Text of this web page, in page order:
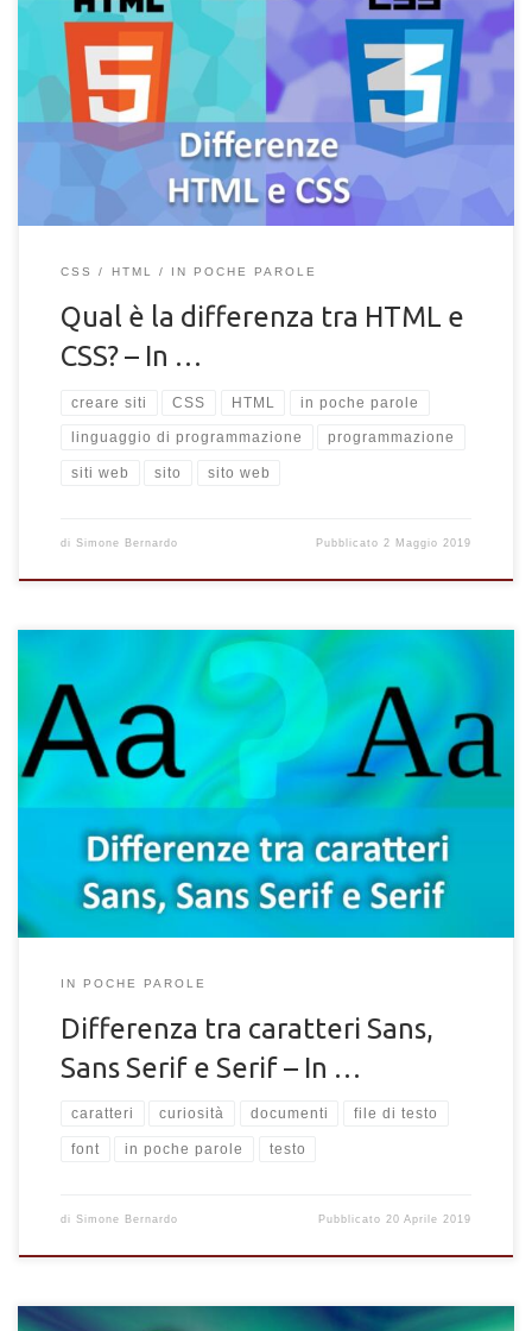
Ti stai avvicinando alla programmazione di siti web ma non
riesci a capire la differenza tra HTML e CSS? Abbiamo
affrontato il discorso HTML e CSS attraverso il nostro corso
gratuito, dove abbiamo spiegato come creare pagine web dalla
loro struttura a di base fino al loro stile e comportamento. Cosa
sono? Il linguaggio HTML ed il CSS sono uniti […]
CSS HTML IN POCHE PAROLE
Qual è la differenza tra HTML e
CSS? – In …
creare siti CSS HTML in poche parole
linguaggio di programmazione programmazione
siti web sito sito web
di Simone Bernardo Pubblicato 2 Maggio 2019
In questo breve articolo dedicato alle curiosità informatiche,
spieghiamo in brevi parole la differenza tra i caratteri Sans e
Sans Serif e solo Serif. Chi si occupa di web design,
programmazione e creazione di siti, ma anche più
semplicemente di scrittura, avrà sicuramente notato la
presenza di più tipologie di font e caratteri presenti in qualsiasi
editor di testo. I […]
IN POCHE PAROLE
Differenza tra caratteri Sans,
Sans Serif e Serif – In …
caratteri curiosità documenti file di testo
font in poche parole testo
di Simone Bernardo Pubblicato 20 Aprile 2019